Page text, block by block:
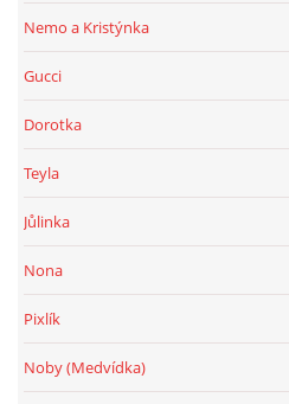
Nemo a Kristýnka
Gucci
Dorotka
Teyla
Jůlinka
Nona
Pixlík
Noby (Medvídka)